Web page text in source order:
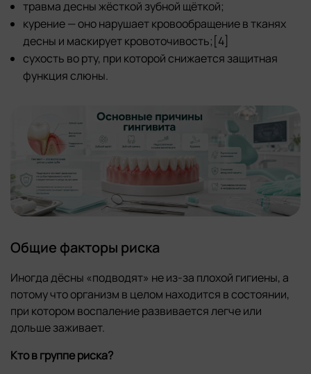
травма десны жёсткой зубной щёткой;
курение — оно нарушает кровообращение в тканях
десны и маскирует кровоточивость;[4]
сухость во рту, при которой снижается защитная
функция слюны.
Общие факторы риска
Иногда дёсны «подводят» не из-за плохой гигиены, а
потому что организм в целом находится в состоянии,
при котором воспаление развивается легче или
дольше заживает.
Кто в группе риска?